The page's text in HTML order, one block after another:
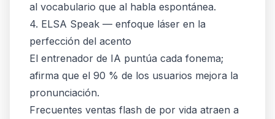
al vocabulario que al habla espontánea.
4. ELSA Speak — enfoque láser en la
perfección del acento
El entrenador de IA puntúa cada fonema;
afirma que el 90 % de los usuarios mejora la
pronunciación.
Frecuentes ventas flash de por vida atraen a